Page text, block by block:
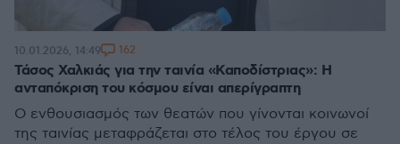
Τάσος Χαλκιάς για την ταινία «Καποδίστριας»: Η
ανταπόκριση του κόσµου είναι απερίγραπτη
Ο ενθουσιασµός των θεατών που γίνονται κοινωνοί
της ταινίας µεταφράζεται στο τέλος του έργου σε
10.01.2026, 14:49 162